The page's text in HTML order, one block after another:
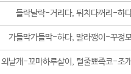
들락날락-거리다, 뒤치다꺼리-하
가들막가들막-하다, 말라깽이-꾸정모
외날개-꼬마하루살이, 털줄뾰족코-조